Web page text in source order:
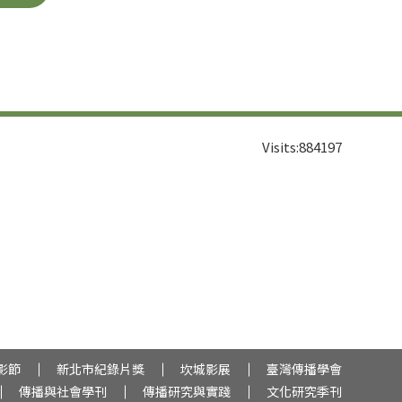
Visits:884197
節 新北市紀錄片獎 坎城影展
臺灣傳播學會
傳播與社會學刊
傳播研究與實踐 文化研究季刊